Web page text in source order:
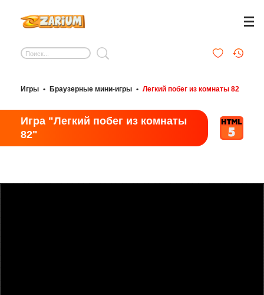
Игры • Браузерные мини-игры • Легкий побег из комнаты 82
Игра "Легкий побег из комнаты
82"